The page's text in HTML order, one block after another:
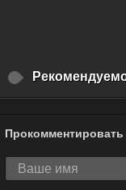
Прокомментировать